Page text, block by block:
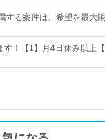
る案件は、希望を最大
す！【1】月4日休み以上